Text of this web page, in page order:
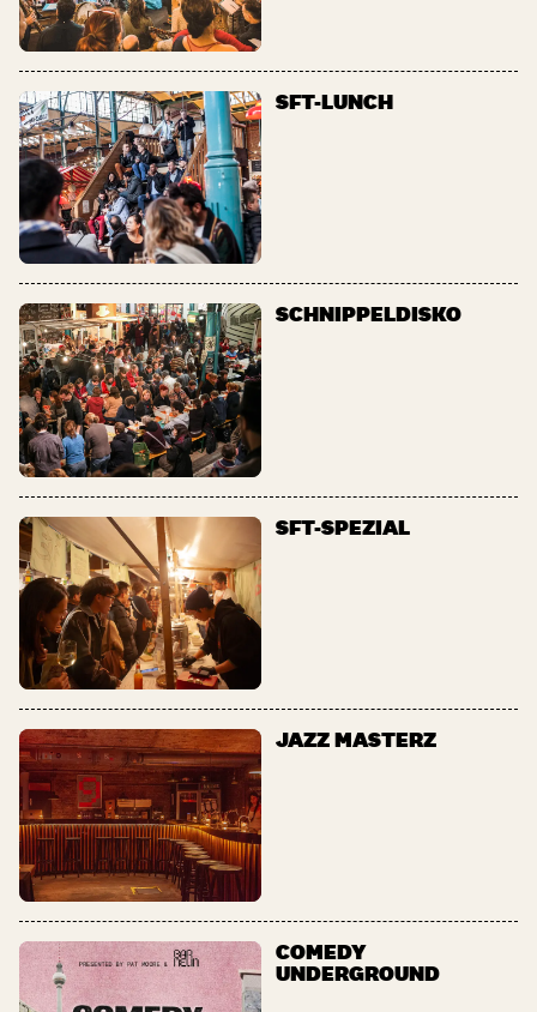
SFT-LUNCH
SCHNIPPELDISKO
SFT-SPEZIAL
JAZZ MASTERZ
COMEDY
UNDERGROUND